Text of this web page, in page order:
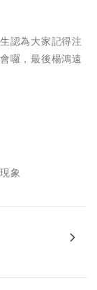
認為大家記得注
囉，最後楊鴻遠
象